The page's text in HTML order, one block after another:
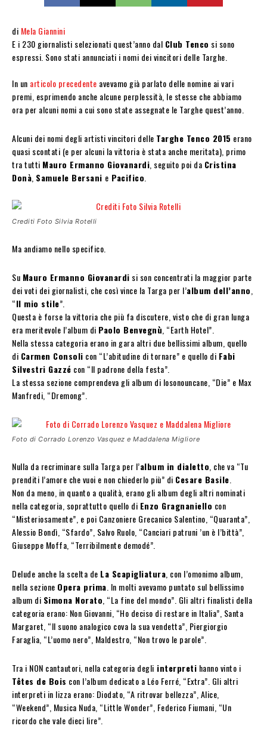
di Mela Giannini
E i 230 giornalisti selezionati quest’anno dal Club Tenco si sono
espressi. Sono stati annunciati i nomi dei vincitori delle Targhe.
In un articolo precedente avevamo già parlato delle nomine ai vari
premi, esprimendo anche alcune perplessità, le stesse che abbiamo
ora per alcuni nomi a cui sono state assegnate le Targhe quest’anno.
Alcuni dei nomi degli artisti vincitori delle Targhe Tenco 2015 erano
quasi scontati (e per alcuni la vittoria è stata anche meritata), primo
tra tutti Mauro Ermanno Giovanardi , seguito poi da Cristina
Donà Samuele Bersani e Pacifico
Crediti Foto Silvia Rotelli
Ma andiamo nello specifico.
Su Mauro Ermanno Giovanardi si son concentrati la maggior parte
dei voti dei giornalisti, che così vince la Targa per l’album dell’anno
“Il mio stile”.
Questa è forse la vittoria che più fa discutere, visto che di gran lunga
era meritevole l’album di Paolo Benvegnù , “Earth Hotel”.
Nella stessa categoria erano in gara altri due bellissimi album, quello
di Carmen Consoli con “L’abitudine di tornare” e quello di Fabi
Silvestri Gazzé con “Il padrone della festa”.
La stessa sezione comprendeva gli album di Iosonouncane, “Die” e Max
Manfredi, “Dremong”.
Foto di Corrado Lorenzo Vasquez e Maddalena Migliore
Nulla da recriminare sulla Targa per l’album in dialetto , che va “Tu
prenditi l’amore che vuoi e non chiederlo più” di Cesare Basile
Non da meno, in quanto a qualità, erano gli album degli altri nominati
nella categoria, soprattutto quello di Enzo Gragnaniello con
“Misteriosamente”, e poi Canzoniere Grecanico Salentino, “Quaranta”,
Alessio Bondì, “Sfardo”, Salvo Ruolo, “Canciari patruni ’un è l’bittà”,
Giuseppe Moffa, “Terribilmente demodé”.
Delude anche la scelta de La Scapigliatura , con l’omonimo album,
nella sezione Opera prima . In molti avevamo puntato sul bellissimo
album di Simona Norato , “La fine del mondo”. Gli altri finalisti della
categoria erano: Non Giovanni, “Ho deciso di restare in Italia”, Santa
Margaret, “Il suono analogico cova la sua vendetta”, Piergiorgio
Faraglia, “L’uomo nero”, Maldestro, “Non trovo le parole”.
Tra i NON cantautori, nella categoria degli interpreti hanno vinto i
Têtes de Bois con l’album dedicato a Léo Ferré, “Extra”. Gli altri
interpreti in lizza erano: Diodato, “A ritrovar bellezza”, Alice,
“Weekend”, Musica Nuda, “Little Wonder”, Federico Fiumani, “Un
ricordo che vale dieci lire”.